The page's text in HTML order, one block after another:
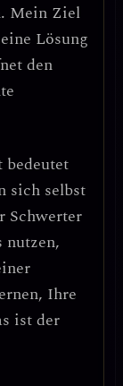
Mein Ziel
Lösung
den
sich selbst
Schwerter
nutzen,
Ihre
ist der